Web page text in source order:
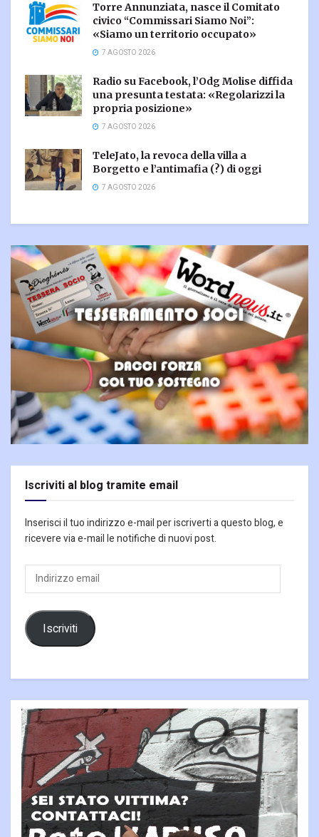
Torre Annunziata, nasce il Comitato
civico “Commissari Siamo Noi”:
«Siamo un territorio occupato»
7 AGOSTO 2026
Radio su Facebook, l’Odg Molise diffida
una presunta testata: «Regolarizzi la
propria posizione»
7 AGOSTO 2026
TeleJato, la revoca della villa a
Borgetto e l’antimafia (?) di oggi
7 AGOSTO 2026
Iscriviti al blog tramite email
Inserisci il tuo indirizzo e-mail per iscriverti a questo blog, e
ricevere via e-mail le notifiche di nuovi post.
Indirizzo
email
Iscriviti